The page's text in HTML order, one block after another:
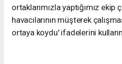
ortaklarımızla yaptığımız ekip
havacılarının müşterek
ortaya koydu' ifadelerini